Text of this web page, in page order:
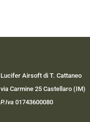
Lucifer Airsoft di T. Cattaneo
via Carmine 25 Castellaro (IM)
P.Iva01743600080